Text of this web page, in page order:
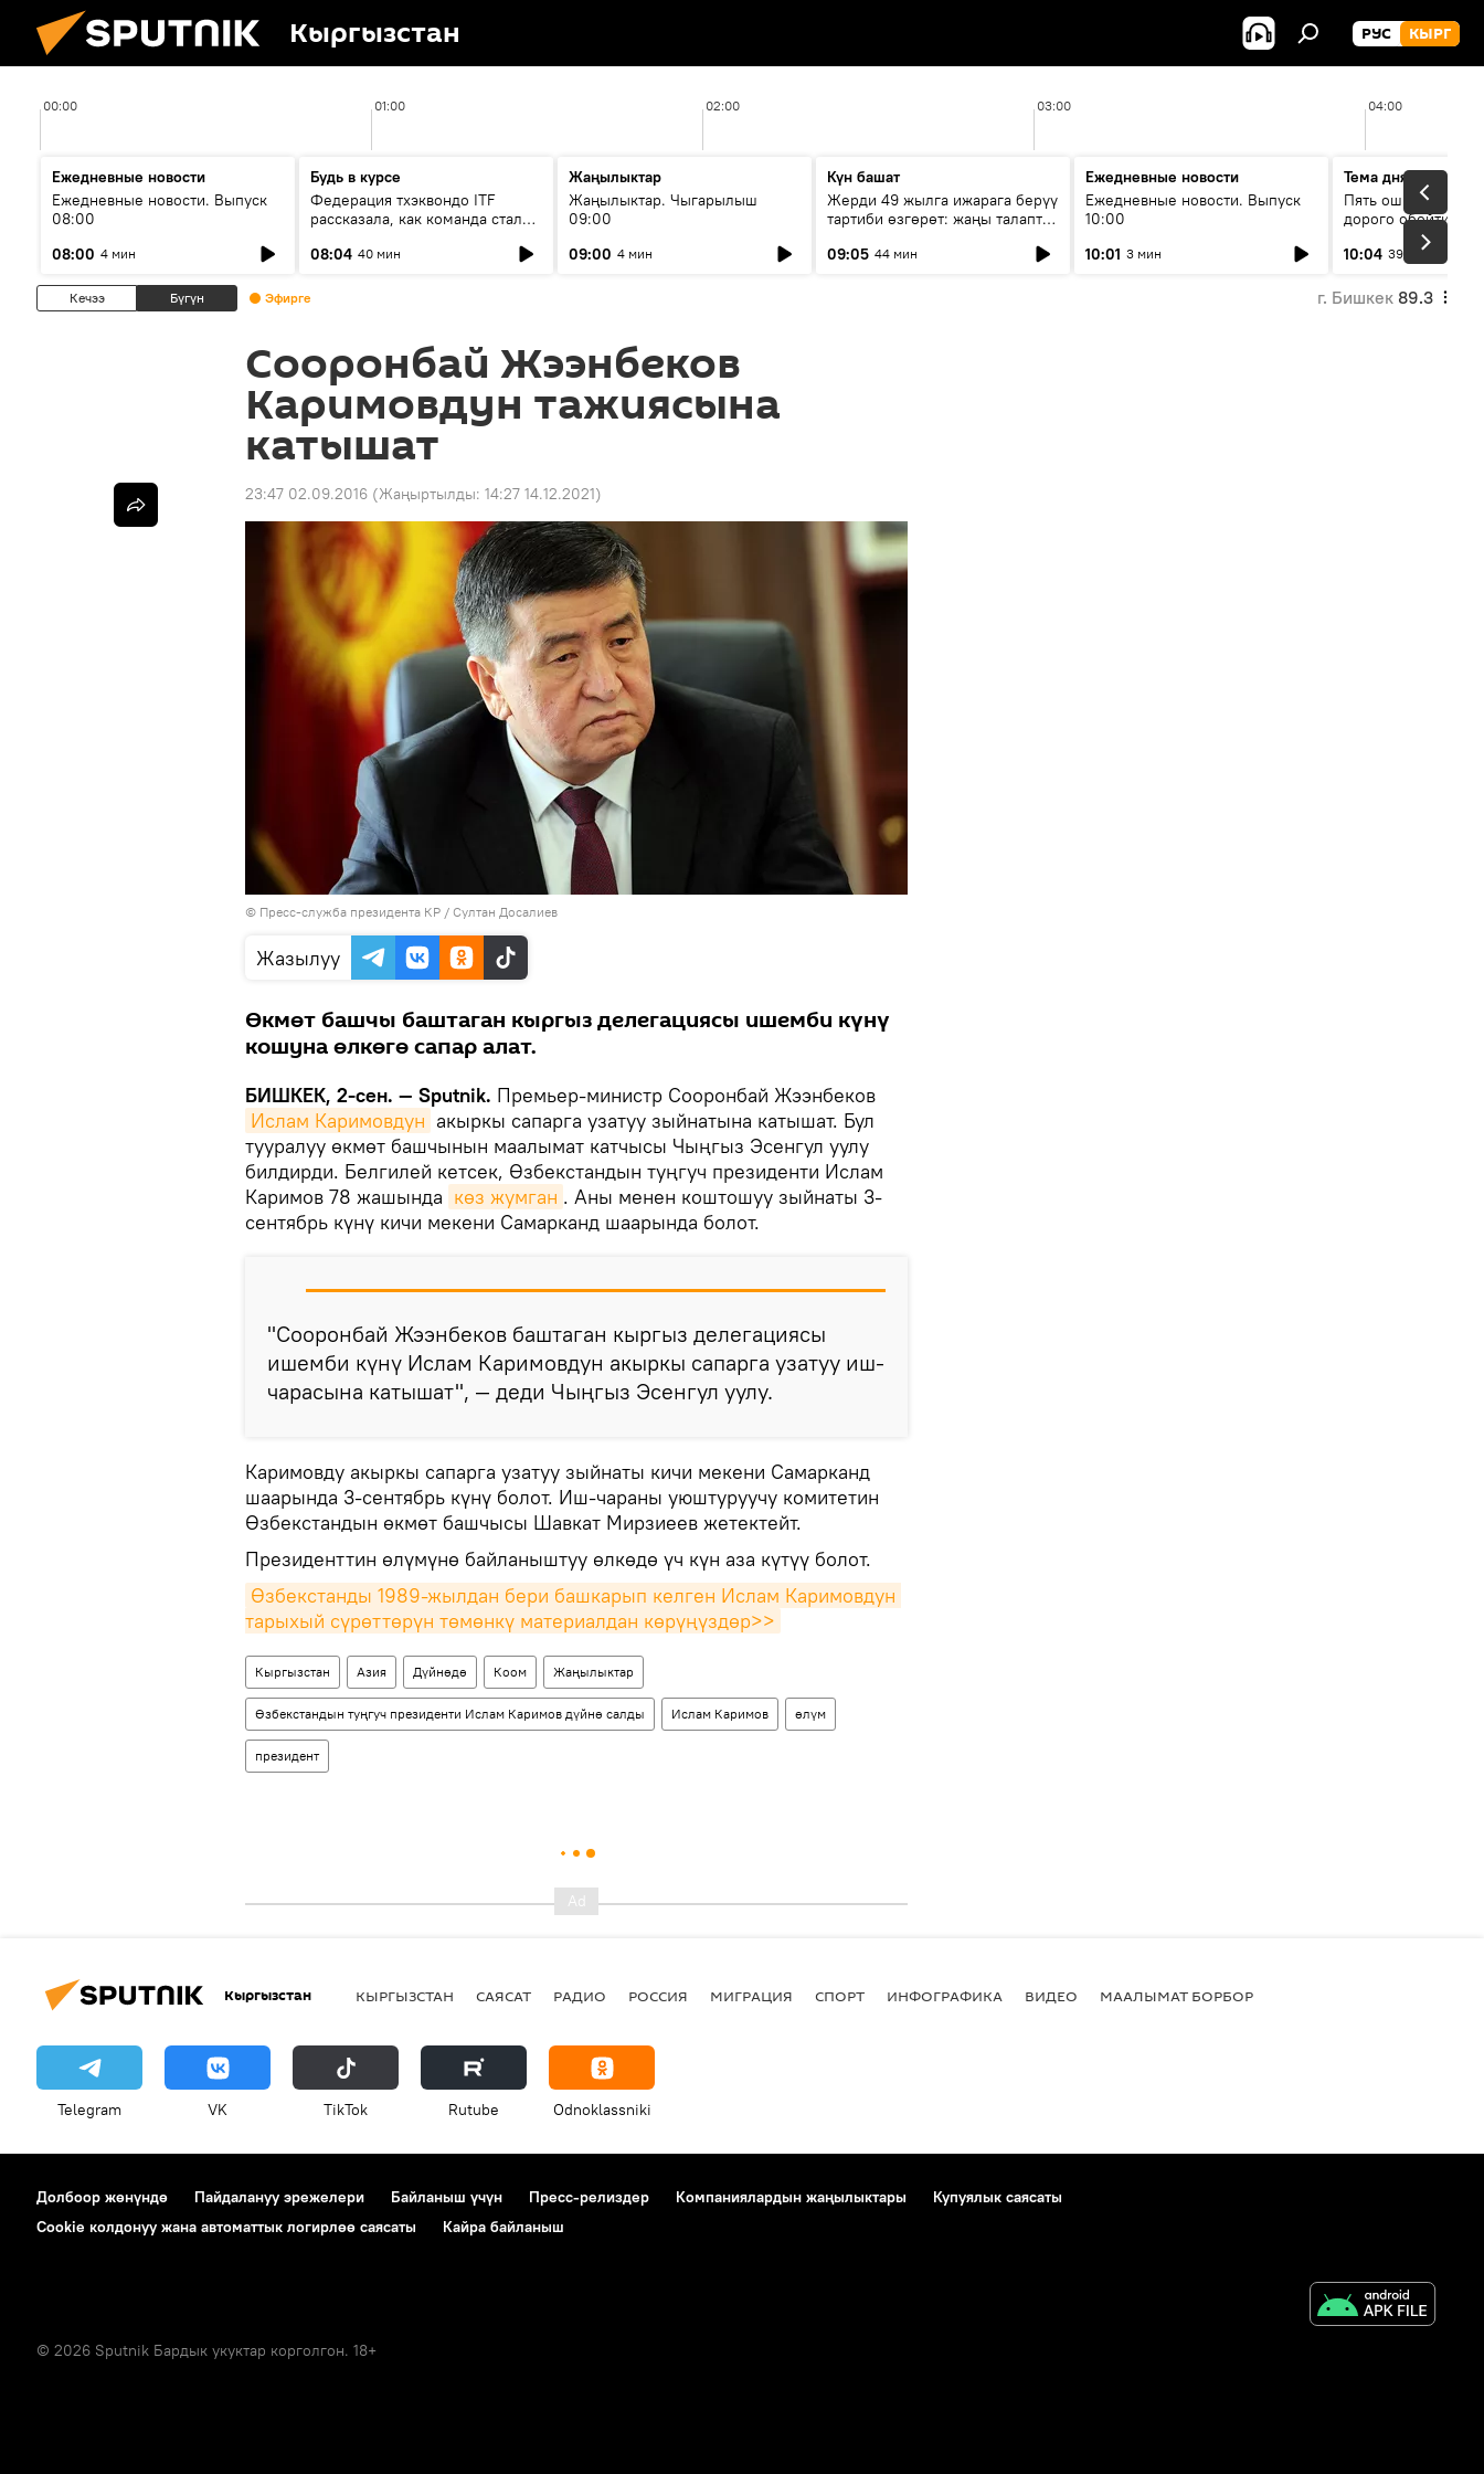
Кыргызстан РУС КЫРГ
00:00 01:00 02:00 03:00 04:00
Ежедневные новости
Ежедневные новости. Выпуск
08:00
08:00 4 мин
Будь в курсе
Федерация тхэквондо ITF
рассказала, как команда стала
08:04 40 мин
Жаңылыктар
Жаңылыктар. Чыгарылыш
09:00
09:00 4 мин
Күн башат
Жерди 49 жылга ижарага берүү
тартиби өзгөрөт: жаңы талаптар
09:05 44 мин
Ежедневные новости
Ежедневные новости. Выпуск
10:00
10:01 3 мин
Тема дня
Пять ошибок
дорого обойтись
10:04 39 мин
Кечээ Бүгүн Эфирге г. Бишкек 89.3
Сооронбай Жээнбеков
Каримовдун тажиясына
катышат
23:47 02.09.2016 (Жаңыртылды: 14:27 14.12.2021)
© Пресс-служба президента КР / Султан Досалиев
Жазылуу
Өкмөт башчы баштаган кыргыз делегациясы ишемби күнү
кошуна өлкөгө сапар алат.
БИШКЕК, 2-сен. — Sputnik. Премьер-министр Сооронбай Жээнбеков
Ислам Каримовдун акыркы сапарга узатуу зыйнатына катышат. Бул
тууралуу өкмөт башчынын маалымат катчысы Чыңгыз Эсенгул уулу
билдирди. Белгилей кетсек, Өзбекстандын туңгуч президенти Ислам
Каримов 78 жашында көз жумган . Аны менен коштошуу зыйнаты 3-
сентябрь күнү кичи мекени Самарканд шаарында болот.
"Сооронбай Жээнбеков баштаган кыргыз делегациясы
ишемби күнү Ислам Каримовдун акыркы сапарга узатуу иш-
чарасына катышат", — деди Чыңгыз Эсенгул уулу.
Каримовду акыркы сапарга узатуу зыйнаты кичи мекени Самарканд
шаарында 3-сентябрь күнү болот. Иш-чараны уюштуруучу комитетин
Өзбекстандын өкмөт башчысы Шавкат Мирзиеев жетектейт.
Президенттин өлүмүнө байланыштуу өлкөдө үч күн аза күтүү болот.
Өзбекстанды 1989-жылдан бери башкарып келген Ислам Каримовдун
тарыхый сүрөттөрүн төмөнкү материалдан көрүңүздөр>>
Кыргызстан Азия Дүйнөдө Коом Жаңылыктар
Өзбекстандын туңгуч президенти Ислам Каримов дүйнө салды Ислам Каримов өлүм
президент
Кыргызстан КЫРГЫЗСТАН САЯСАТ РАДИО РОССИЯ МИГРАЦИЯ СПОРТ ИНФОГРАФИКА ВИДЕО МААЛЫМАТ БОРБОР
Telegram VK ТikТоk Rutube Odnoklassniki
Долбоор жөнүндө Пайдалануу эрежелери Байланыш үчүн Пресс-релиздер Компаниялардын жаңылыктары
Купуялык саясаты
Cookie колдонуу жана автоматтык логирлөө саясаты
Кайра байланыш
© 2026 Sputnik Бардык укуктар корголгон. 18+